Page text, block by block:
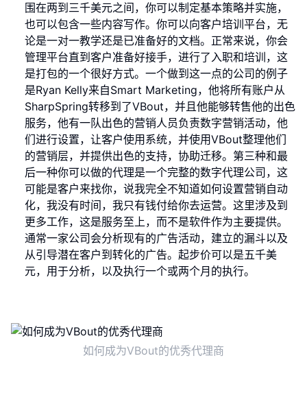
围在两到三千美元之间，你可以制定基本策略并实施，
也可以包含一些内容写作。你可以向客户培训平台，无
论是一对一教学还是已准备好的文档。正常来说，你会
管理平台直到客户准备好接手，进行了入职和培训，这
是打包的一个很好方式。一个做到这一点的公司的例子
是Ryan Kelly来自Smart Marketing，他将所有账户从
SharpSpring转移到了VBout，并且他能够转售他的出色
服务，他有一队出色的营销人员负责数字营销活动，他
们进行设置，让客户使用系统，并使用VBout整理他们
的营销层，并提供出色的支持，协助迁移。第三种和最
后一种你可以做的代理是一个完整的数字代理公司，这
可能是客户来找你，说我完全不知道如何设置营销自动
化，我没有时间，我只有钱付给你去运营。这里涉及到
更多工作，这是服务至上，而不是软件作为主要提供。
通常一家公司会分析现有的广告活动，建立的漏斗以及
从引导潜在客户到转化的广告。起步价可以是五千美
元，用于分析，以及执行一个或两个月的执行。
如何成为VBout的优秀代理商